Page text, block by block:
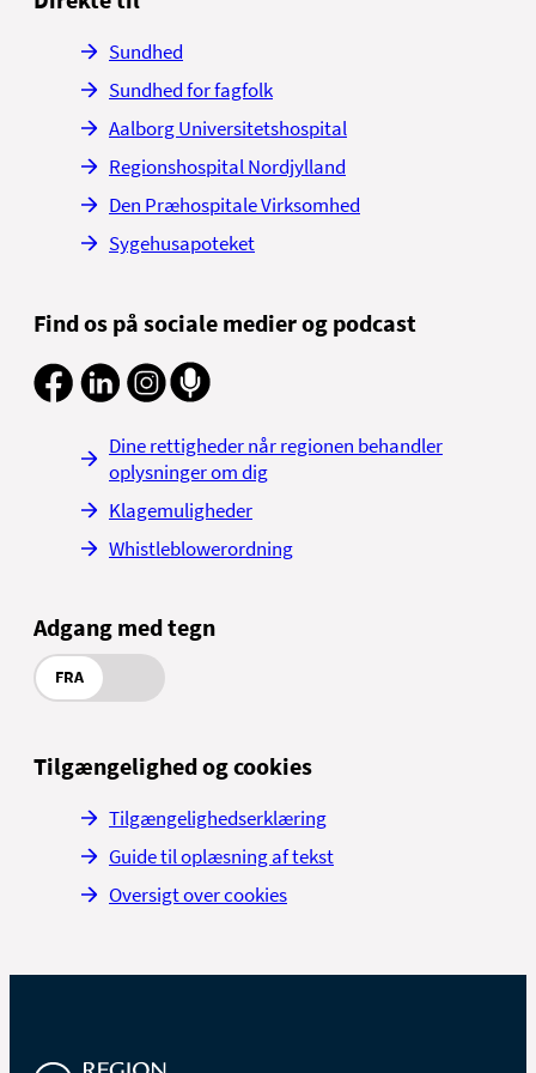
Sundhed
Sundhed for fagfolk
Aalborg Universitetshospital
Regionshospital Nordjylland
Den Præhospitale Virksomhed
Sygehusapoteket
Find os på sociale medier og podcast
Dine rettigheder når regionen behandler
oplysninger om dig
Klagemuligheder
Whistleblowerordning
Adgang med tegn
FRA
Tilgængelighed og cookies
Tilgængelighedserklæring
Guide til oplæsning af tekst
Oversigt over cookies